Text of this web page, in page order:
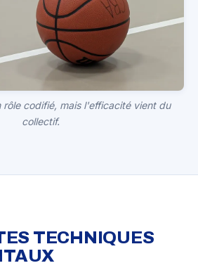
rôle codifié, mais l'efficacité vient du
collectif.
TECHNIQUES